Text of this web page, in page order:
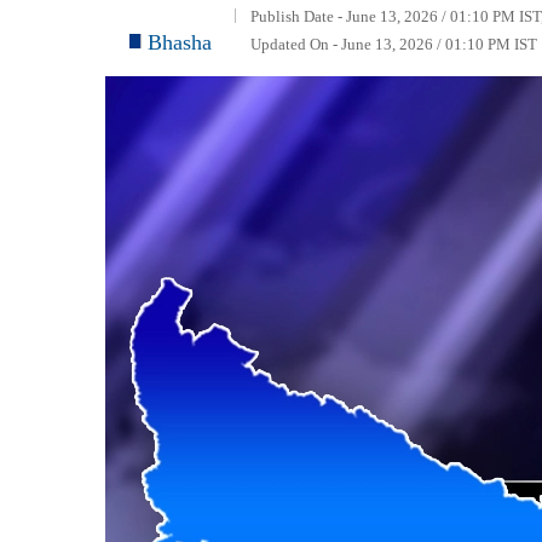
Bhasha
Publish Date - June 13, 2026 / 01:10 PM
Updated On - June 13, 2026 / 01:10 PM IST